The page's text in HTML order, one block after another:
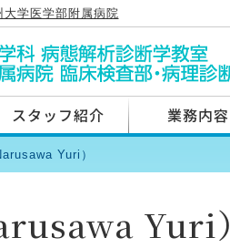
大学医学部附属病院
スタッフ紹介 業務内容
Yuri）
Yuri）